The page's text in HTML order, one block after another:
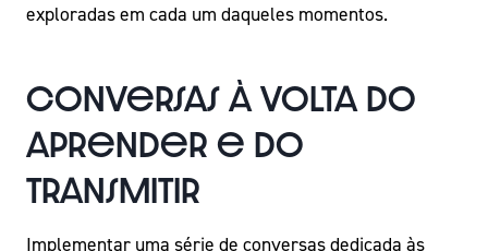
exploradas em cada um daqueles momentos.
Conversas à volta do
aprender e do
transmitir
Implementar uma série de conversas dedicada às